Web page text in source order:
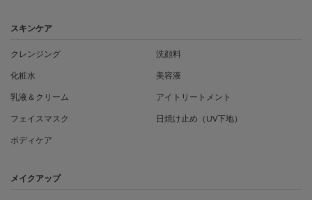
スキンケア
クレンジング 洗顔料
化粧水 美容液
乳液＆クリーム アイトリートメント
フェイスマスク 日焼け止め（UV下地）
ボディケア
メイクアップ